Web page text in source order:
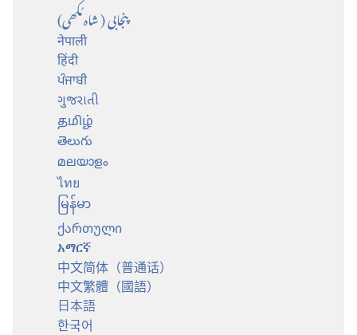
پنجابی (شاہ مُکھی)
नेपाली
हिंदी
ਪੰਜਾਬੀ
ગુજરાતી
தமிழ்
తెలుగు
മലയാളം
ไทย
မြန်မာ
ქართული
አማርኛ
中文简体（普通话）
中文繁體（國語）
日本語
한국어